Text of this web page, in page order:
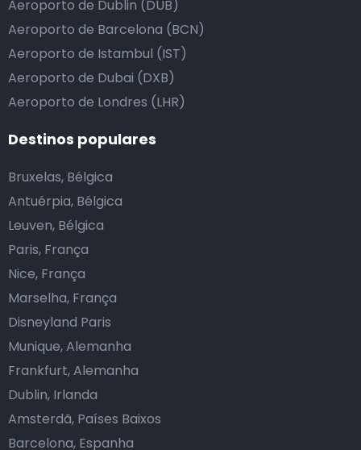
Aeroporto de Dublin (DUB)
Aeroporto de Barcelona (BCN)
Aeroporto de Istambul (IST)
Aeroporto de Dubai (DXB)
Aeroporto de Londres (LHR)
Destinos populares
Bruxelas, Bélgica
Antuérpia, Bélgica
Leuven, Bélgica
Paris, França
Nice, França
Marselha, França
Disneyland Paris
Munique, Alemanha
Frankfurt, Alemanha
Dublin, Irlanda
Amsterdã, Países Baixos
Barcelona, Espanha